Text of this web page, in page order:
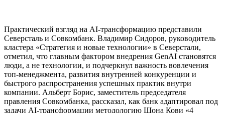
Практический взгляд на AI-трансформацию представили
Северсталь и Совкомбанк. Владимир Сидоров, руководитель
кластера «Стратегия и новые технологии» в Северстали,
отметил, что главным фактором внедрения GenAI становятся
люди, а не технологии, и подчеркнул важность вовлечения
топ-менеджмента, развития внутренней конкуренции и
быстрого распространения успешных практик внутри
компании. Альберт Борис, заместитель председателя
правления Совкомбанка, рассказал, как банк адаптировал под
задачи AI-трансформации методологию Шона Кови «4